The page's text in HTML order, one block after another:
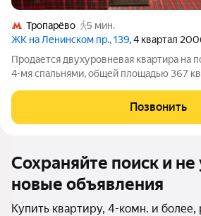
Тропарёво
5 мин.
ЖК на Ленинском пр., 139, 4 квартал
Продается двухуровневая квартира на
4-мя спальнями, общей площадью 367
дорогостоящих качественных
Прекрасный панорамный вид на
Позвонить
Сохраняйте поиск и не
новые объявления
Купить квартиру, 4-комн. и